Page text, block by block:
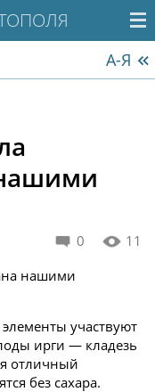
А-Я
0 11
нашими
участвуют
ирги — кладезь
отличный
без сахара.